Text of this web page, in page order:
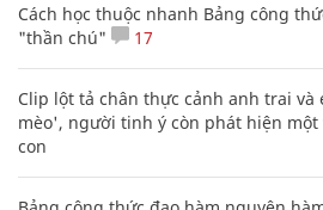
Cách học thuộc nhanh Bảng công
"thần chú"
17
Clip lột tả chân thực cảnh anh trai
mèo', người tinh ý còn phát hiện
con